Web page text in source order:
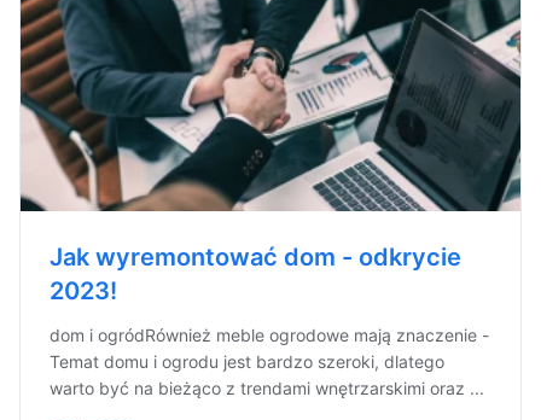
Jak wyremontować dom - odkrycie
2023!
dom i ogródRównież meble ogrodowe mają znaczenie -
Temat domu i ogrodu jest bardzo szeroki, dlatego
warto być na bieżąco z trendami wnętrzarskimi oraz ...